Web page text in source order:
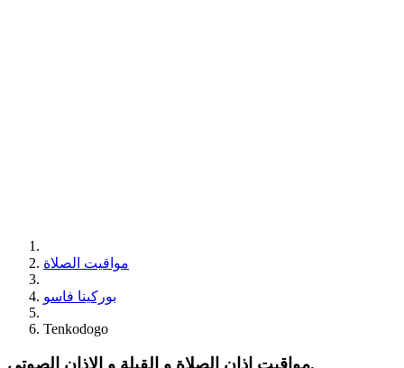
مواقيت الصلاة
بوركينا فاسو
Tenkodogo
مواقيت اذان الصلاة و القبلة و الاذان الصوتي.